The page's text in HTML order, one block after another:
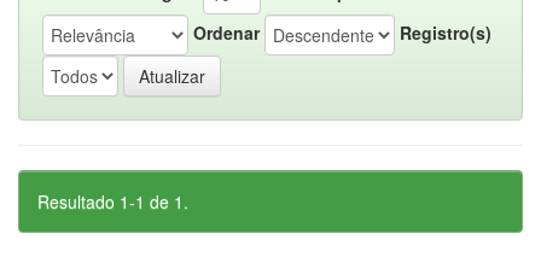
Ordenar
Registro(s)
Resultado 1-1 de 1.